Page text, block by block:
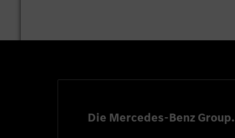
Die Mercedes-Benz Group.